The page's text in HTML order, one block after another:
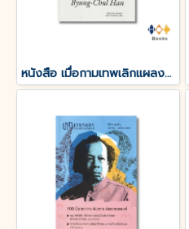
หนังสือ เมื่อกามเทพเลิกแผลงศร (The Agony of Eros)